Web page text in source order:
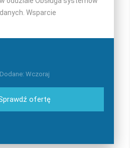
Wsparcie
Dodane: Wczoraj
ofertę